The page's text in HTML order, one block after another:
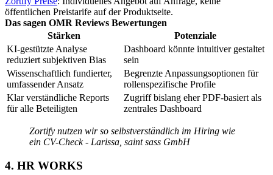
öffentlichen Preistarife auf der Produktseite.
Das sagen OMR Reviews Bewertungen
Stärken
Potenziale
KI-gestützte Analyse
reduziert subjektiven Bias
Dashboard könnte intuitiver gestaltet
sein
Wissenschaftlich fundierter,
umfassender Ansatz
Begrenzte Anpassungsoptionen für
rollenspezifische Profile
Klar verständliche Reports
für alle Beteiligten
Zugriff bislang eher PDF-basiert als
zentrales Dashboard
Zortify nutzen wir so selbstverständlich im Hiring wie
ein CV-Check - Larissa, saint sass GmbH
4. HR WORKS